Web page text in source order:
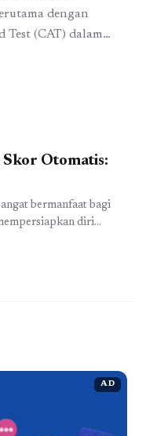
dengan
Test (CAT) dalam
tes ini
dan fisik ...
Skor Otomatis:
bermanfaat bagi
diri
Test) tidak hanya
AD